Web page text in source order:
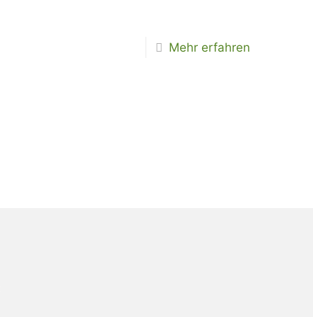
Mehr erfahren